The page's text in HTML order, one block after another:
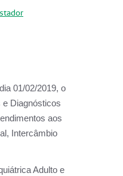
dia 01/02/2019, o
e Diagnósticos
aos
Intercâmbio
Adulto e